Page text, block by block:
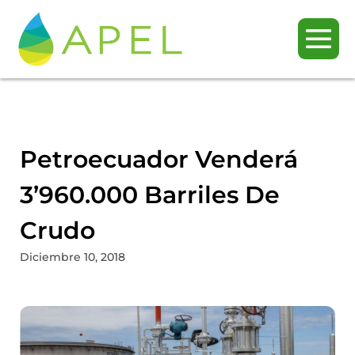
Petroecuador Venderá
3’960.000 Barriles De
Crudo
Diciembre 10, 2018